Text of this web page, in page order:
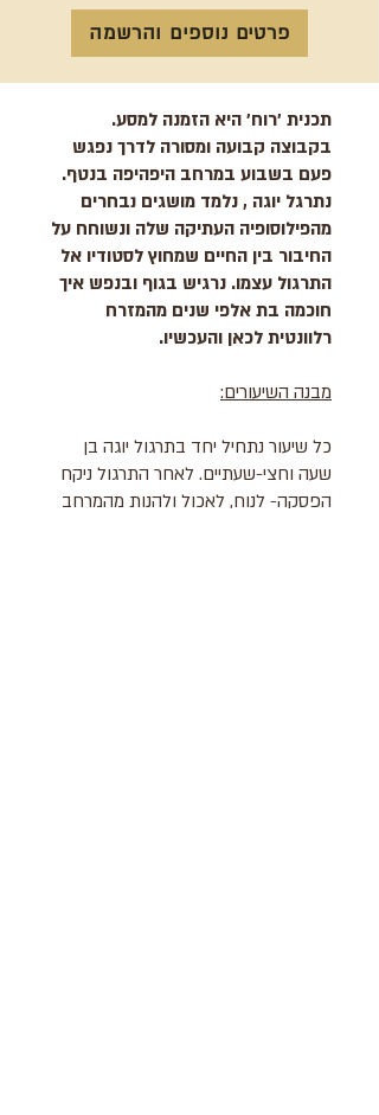
פרטים נוספים והרשמה
תכנית 'רוח' היא הזמנה למסע.
בקבוצה קבועה ומסורה לדרך נפגש
פעם בשבוע במרחב היפהיפה בנטף.
נתרגל יוגה , נלמד מושגים נבחרים
מהפילוסופיה העתיקה שלה ונשוחח על
החיבור בין החיים שמחוץ לסטודיו אל
התרגול עצמו. נרגיש בגוף ובנפש איך
חוכמה בת אלפי שנים מהמזרח
רלוונטית לכאן והעכשיו.
מבנה השיעורים​:
כל שיעור נתחיל יחד בתרגול יוגה בן
שעה וחצי-שעתיים. לאחר התרגול ניקח
הפסקה- לנוח, לאכול ולהנות מהמרחב